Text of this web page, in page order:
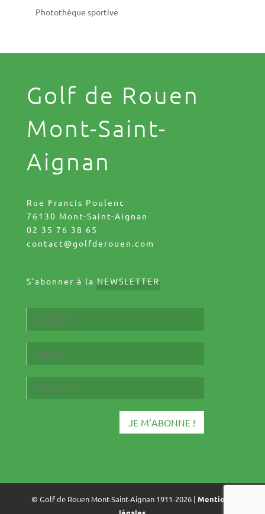
Photothèque sportive
Golf de Rouen
Mont-Saint-
Aignan
Rue Francis Poulenc
76130 Mont-Saint-Aignan
02 35 76 38 65
contact@golfderouen.com
S'abonner à la NEWSLETTER
© Golf de Rouen Mont-Saint-Aignan 1911-2026 |Mentions